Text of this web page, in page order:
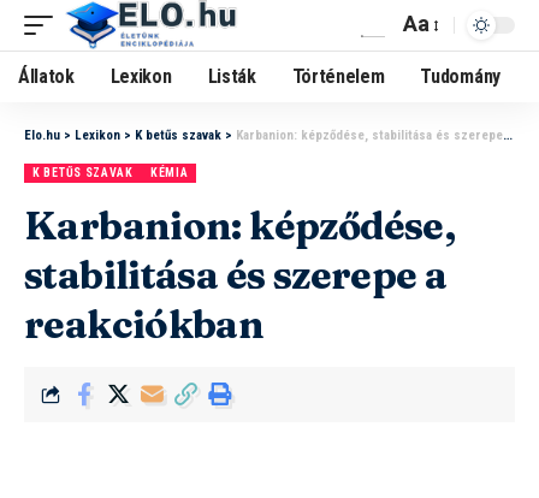
Aa
Állatok Lexikon Listák Történelem Tudomány
Elo.hu > Lexikon > K betűs szavak > Karbanion: képződése, stabilitása és szerepe a reakciókban
K BETŰS SZAVAK KÉMIA
Karbanion: képződése,
stabilitása és szerepe a
reakciókban